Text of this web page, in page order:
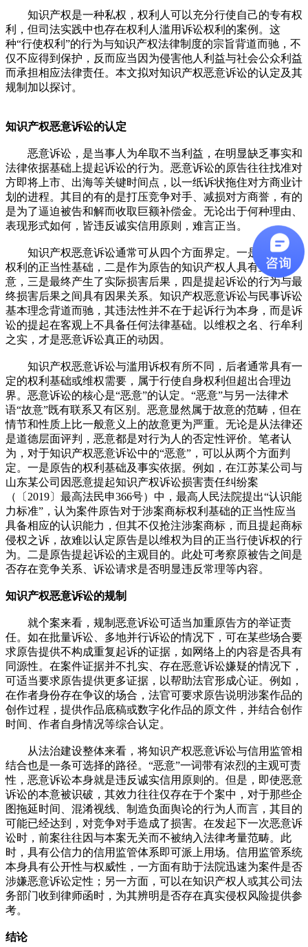
知识产权是一种私权，权利人可以充分行使自己的专有权
利，但司法实践中也存在权利人滥用诉讼权利的案例。这
种“行使权利”的行为与知识产权法律制度的宗旨背道而驰，不
仅不应得到保护，反而应当因为侵害他人利益与社会公众利益
而承担相应法律责任。本文拟对知识产权恶意诉讼的认定及其
规制加以探讨。
知识产权恶意诉讼的认定
恶意诉讼，是当事人为牟取不当利益，在明显缺乏事实和
法律依据基础上提起诉讼的行为。恶意诉讼的原告往往找准对
方即将上市、出海等关键时间点，以一纸诉状拖住对方商业计
划的进程。其目的有的是打压竞争对手、减损对方商誉，有的
是为了逼迫被告和解而收取巨额补偿金。无论出于何种理由、
表现形式如何，皆违反诚实信用原则，难言正当。
知识产权恶意诉讼通常可从四个方面界定。一是缺乏主张
权利的正当性基础，二是作为原告的知识产权人具有主观恶
意，三是最终产生了实际损害后果，四是提起诉讼的行为与最
终损害后果之间具有因果关系。知识产权恶意诉讼与民事诉讼
基本理念背道而驰，其违法性并不在于起诉行为本身，而是诉
讼的提起在客观上不具备任何法律基础。以维权之名、行牟利
之实，才是恶意诉讼真正的动因。
知识产权恶意诉讼与滥用诉权有所不同，后者通常具有一
定的权利基础或维权需要，属于行使自身权利但超出合理边
界。恶意诉讼的核心是“恶意”的认定。“恶意”与另一法律术
语“故意”既有联系又有区别。恶意显然属于故意的范畴，但在
情节和性质上比一般意义上的故意更为严重。无论是从法律还
是道德层面评判，恶意都是对行为人的否定性评价。笔者认
为，对于知识产权恶意诉讼中的“恶意”，可以从两个方面判
定。一是原告的权利基础及事实依据。例如，在江苏某公司与
山东某公司因恶意提起知识产权诉讼损害责任纠纷案
（〔2019〕最高法民申366号）中，最高人民法院提出“认识能
力标准”，认为案件原告对于涉案商标权利基础的正当性应当
具备相应的认识能力，但其不仅抢注涉案商标，而且提起商标
侵权之诉，故难以认定原告是以维权为目的正当行使诉权的行
为。二是原告提起诉讼的主观目的。此处可考察原被告之间是
否存在竞争关系、诉讼请求是否明显违反常理等内容。
知识产权恶意诉讼的规制
就个案来看，规制恶意诉讼可适当加重原告方的举证责
任。如在批量诉讼、多地并行诉讼的情况下，可在某些场合要
求原告提供不构成重复起诉的证据，如网络上的内容是否具有
同源性。在案件证据并不扎实、存在恶意诉讼嫌疑的情况下，
可适当要求原告提供更多证据，以帮助法官形成心证。例如，
在作者身份存在争议的场合，法官可要求原告说明涉案作品的
创作过程，提供作品底稿或数字化作品的原文件，并结合创作
时间、作者自身情况等综合认定。
从法治建设整体来看，将知识产权恶意诉讼与信用监管相
结合也是一条可选择的路径。“恶意”一词带有浓烈的主观可责
性，恶意诉讼本身就是违反诚实信用原则的。但是，即使恶意
诉讼的本意被识破，其效力往往仅存在于个案中，对于那些企
图拖延时间、混淆视线、制造负面舆论的行为人而言，其目的
可能已经达到，对竞争对手造成了损害。在发起下一次恶意诉
讼时，前案往往因与本案无关而不被纳入法律考量范畴。此
时，具有公信力的信用监管体系即可派上用场。信用监管系统
本身具有公开性与权威性，一方面有助于法院迅速为案件是否
涉嫌恶意诉讼定性；另一方面，可以在知识产权人或其公司法
务部门收到律师函时，为其辨明是否存在真实侵权风险提供参
考。
结论